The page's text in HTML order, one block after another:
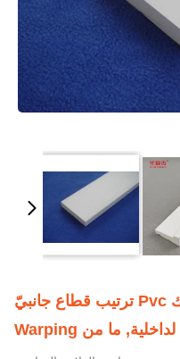
1"x 4"ترتيب لوح مسيك Pvc ترتيب قطاع جانبيّ
لداخلية, ما من Warping